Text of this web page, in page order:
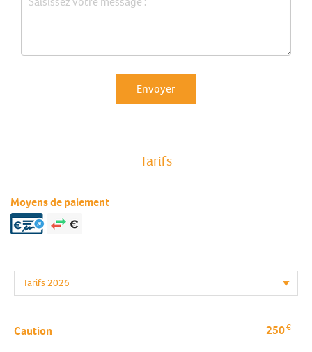
Envoyer
Tarifs
Moyens de paiement
Caution 250€